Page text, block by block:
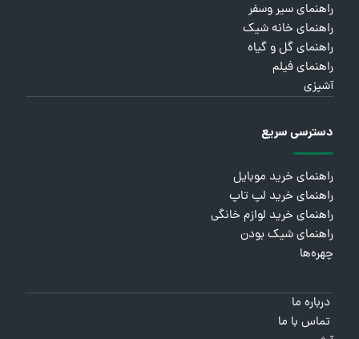
راهنمای سیر وسفر
راهنمای خانه شیک
راهنمای گل و گیاه
راهنمای فیلم
آشپزی
دسترسی سریع
راهنمای خرید موبایل
راهنمای خرید لپ تاپ
راهنمای خرید لوازم خانگی
راهنمای شیک بودن
چهره‌ها
درباره ما
تماس با ما